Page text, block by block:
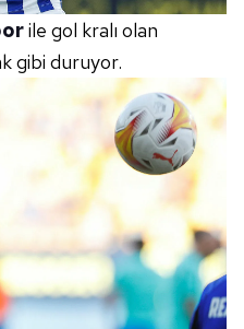
ile gol kralı olan
gibi duruyor.